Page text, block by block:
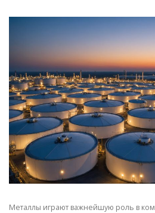
СТАТЬИ
Металлы играют важнейшую роль в